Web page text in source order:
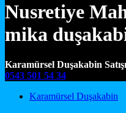
Nusretiye
mika
Karamürsel Duşakabin
0543 501 54 34
Main Navigation
Karamürsel Duşakabin